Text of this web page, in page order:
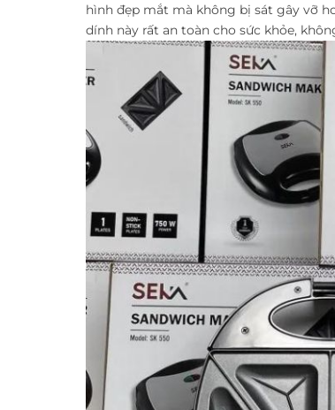
hình đẹp mắt mà không bị sát gây vỡ
dính này rất an toàn cho sức khỏe,